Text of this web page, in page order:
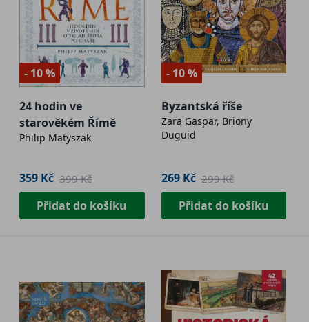
- 10 %
24 hodin ve
starověkém Římě
Philip Matyszak
359 Kč 399 Kč
Přidat do košíku
- 10 %
Byzantská říše
Zara Gaspar, Briony
Duguid
269 Kč 299 Kč
Přidat do košíku